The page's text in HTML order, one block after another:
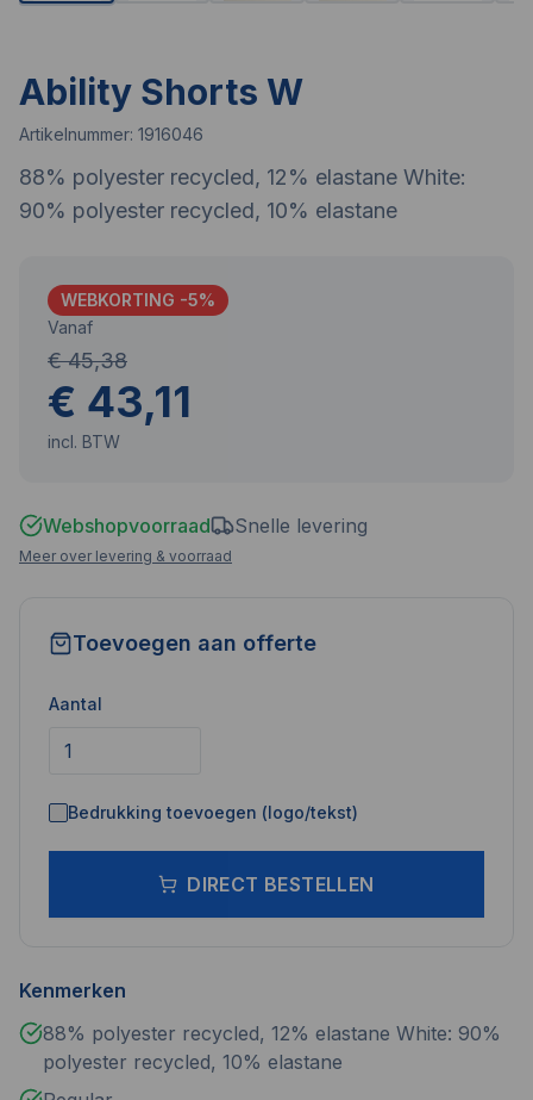
Ability Shorts W
Artikelnummer: 1916046
88% polyester recycled, 12% elastane White:
90% polyester recycled, 10% elastane
WEBKORTING -5%
Vanaf
€ 45,38
€ 43,11
incl. BTW
Webshopvoorraad Snelle levering
Meer over levering & voorraad
Toevoegen aan offerte
Aantal
Bedrukking toevoegen (logo/tekst)
DIRECT BESTELLEN
Kenmerken
88% polyester recycled, 12% elastane White: 90%
polyester recycled, 10% elastane